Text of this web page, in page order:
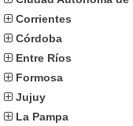
Corrientes
Córdoba
Entre Ríos
Formosa
Jujuy
La Pampa